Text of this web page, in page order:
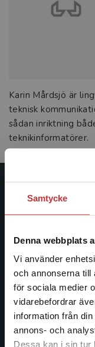
Samtycke
Denna webbplats
Vi använder
och annonserna till
för sociala medier
vidarebefordrar
information från
annons- och
Dessa kan i sin tur
Karin Mårdsjö är
teknisk
sådan inriktning
teknikinformatörer.
ledande
facklitteratur,
längs hela
Kontakta oss
Kontakta oss